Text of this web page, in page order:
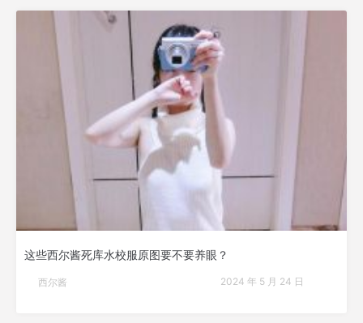
这些西尔酱死库水校服原图要不要养眼？
西尔酱 2024 年 5 月 24 日